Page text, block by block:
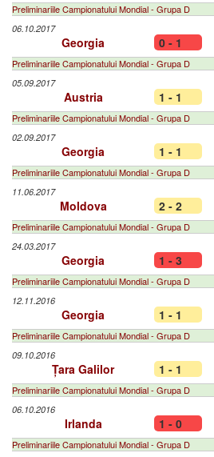
Preliminariile Campionatului Mondial - Grupa D
06.10.2017
Georgia 0 - 1
Preliminariile Campionatului Mondial - Grupa D
05.09.2017
Austria 1 - 1
Preliminariile Campionatului Mondial - Grupa D
02.09.2017
Georgia 1 - 1
Preliminariile Campionatului Mondial - Grupa D
11.06.2017
Moldova 2 - 2
Preliminariile Campionatului Mondial - Grupa D
24.03.2017
Georgia 1 - 3
Preliminariile Campionatului Mondial - Grupa D
12.11.2016
Georgia 1 - 1
Preliminariile Campionatului Mondial - Grupa D
09.10.2016
Țara Galilor 1 - 1
Preliminariile Campionatului Mondial - Grupa D
06.10.2016
Irlanda 1 - 0
Preliminariile Campionatului Mondial - Grupa D